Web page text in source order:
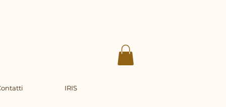
IRIS